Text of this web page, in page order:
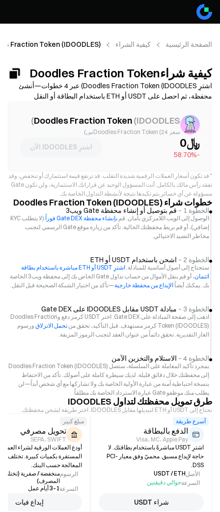
الصفحة الرئيسية كيفية الشراء Fraction Token (IDOODLES)
كيفية شراءDoodles Fraction Token
(IDOODLES)
اشترِ Doodles Fraction Token (IDOODLES) عبر 4 خطوات—أنشئ
محفظة، ثم احصل على USDT أو ETH باستخدام البطاقة أو النقل
IDOODLES على منصة تداول لامركزية. قارن بين طرق التمويل، واطلع
على رسوم الغاز والانزلاق السعري قبل التأكيد، وتعرّف على كيفية تخزين
IDOODLES بأمان. تختلف الإتاحة والرسوم حسب الشبكة ومزود الخدمة.
Doodles Fraction Token(IDOODLES
)
سعر Doodles Fraction Token (24س)
﷼0
-58.70%
اشترِ IDOODLES الآن
* قد تكون أسعار العملات الرقمية شديدة التقلب. قد ترتفع قيمة استثمارك أو تنخفض، وقد
تفقد رأس مالك بالكامل. أنت المسؤول الوحيد عن قراراتك الاستثمارية، ولن تكون Gate
مسؤولة عن أي خسائر يتم تكبدها نتيجة لأنشطة التداول الخاصة بك.
خطوات شراء Doodles Fraction Token (IDOODLES)
الخطوة 1 – قم بتوصيل أو إنشاء محفظة Gate ويب3
الوصول إلى الويب اللامركزي بأمان. قم بإنشاء محفظة Gate DEX فوراً
(لا يتطلب KYC
إضافي)، أو قم بربط محفظتك الحالية. تأكد من زيارة موقع Gate الرسمي لتجنب
مخاطر التصيد الاحتيالي.
الخطوة 2 – اشحن باستخدام USDT أو ETH
ستحتاج إلى أصول أساسية للمبادلة.
اشترِ USDT أو ETH مباشرة باستخدام بطاقة
ائتمان
، أو قم بنقل الأموال من حساب تداول Gate الخاص بك إلى محفظة ويب3 الخاصة
بك. يمكنك أيضاً الإيداع من محفظة خارجية—تأكد من اختيار الشبكة الصحيحة قبل النقل.
الخطوة 3 – مبادلة USDT مقابل IDOODLES على Gate DEX
اذهب إلى صفحة المبادلة على Gate DEX. اختر USDT كرمز دفع وDoodles Fraction
Token (IDOODLES) كرمز مستهدف. قبل التأكيد، تحقق من
تحمل الانزلاق ورسوم
الغاز التقديرية. تحقق دائماً من عنوان العقد لتجنب الرموز المزيفة.
الخطوة 4 – الاستلام والتخزين الآمن
بمجرد تأكيد المعاملة على السلسلة، ستصل Doodles Fraction Token (IDOODLES)
إلى محفظتك خلال دقائق قليلة. لديك سيطرة كاملة على أصولك. تأكد من الاحتفاظ
بنسخة احتياطية آمنة من عبارة الأولية الخاصة بك ولا تشاركها مع أي شخص أبداً—لن
يطلب منك موظفو Gate عبارة الاسترداد الخاصة بك مطلقاً.
طرق تمويل محفظتك لتداول IDOODLES
تحتاج إلى USDT أو ETH لتبديلها مقابل IDOODLES. اختر طريقة لشحن محفظتك.
أسرع طريقة
الدفع بالبطاقة
Visa، MC، Apple Pay
اشترِ USDT مباشرةً باستخدام بطاقتك. لا
حاجة لإيداع مسبق. محميّ وفق معيار PCI-
DSS.
الأصلUSDT / ETH
السرعةحوالي دقيقتين
شراء USDT
مبلغ كبير
تحويل مصرفي
SEPA، SWIFT
أودع العملات الورقية لشراء
المستقرة بكميات كبيرة. تختلف
المعالجة حسب البنك.
الرسوممنخفضة / صفرية
المصرف)
السرعة1–3 أيام عمل
إيداع فيات